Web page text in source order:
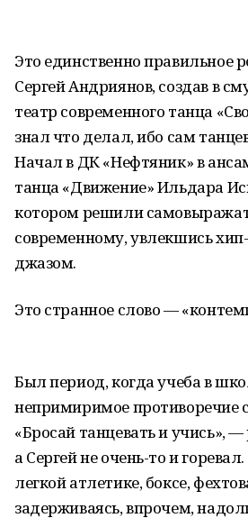
Это единственно правильное
Сергей Андриянов, создав в
театр современного танца
знал что делал, ибо сам
Начал в ДК «Нефтяник» в
танца «Движение» Ильдара
котором решили
современному, увлекшись
джазом.
Это странное слово —
Был период, когда учеба в
непримиримое противоречие
«Бросай танцевать и учись»,
а Сергей не очень-то и
легкой атлетике, боксе,
задерживаясь, впрочем,